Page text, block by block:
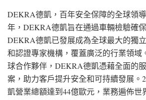
DEKRA德凱，百年安全保障的全球領
年，DEKRA德凱旨在通過車輛檢驗確
DEKRA德凱已發展成為全球最大的獨
和認證專家機構，覆蓋廣泛的行業領域
球合作夥伴，DEKRA德凱憑藉全面的
案，助力客戶提升安全和可持續發展。
凱營業總額達到44億歐元，業務遍佈世